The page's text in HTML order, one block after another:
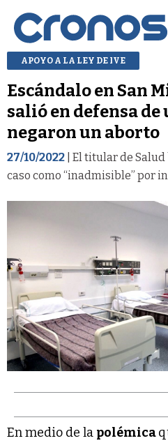
APOYO A LA LEY DE IVE
Escándalo en San
salió en defensa
negaron un aborto
27/10/2022 | El titular de
caso como “inadmisible” por
En medio de la polémica